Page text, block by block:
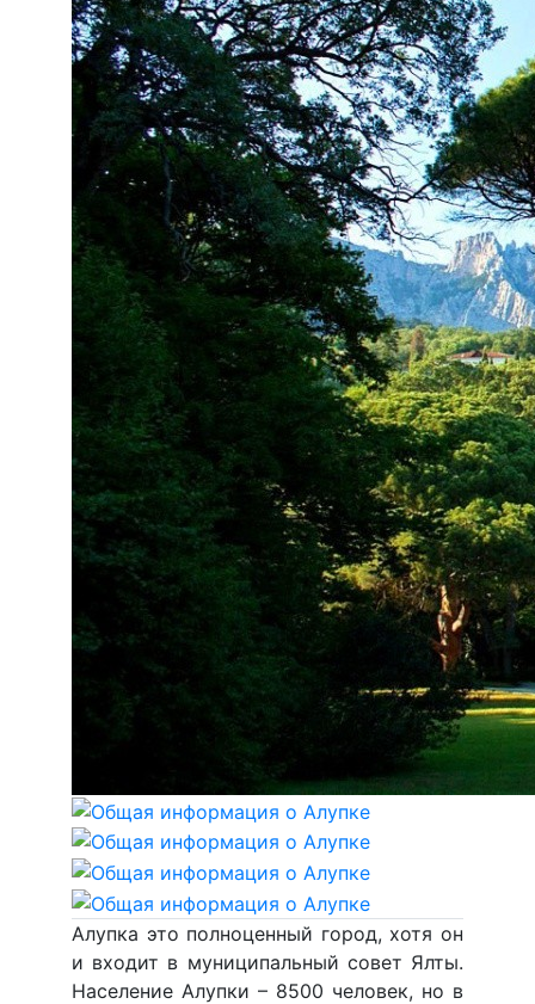
Алупка это полноценный город, хотя он
и входит в муниципальный совет Ялты.
Население Алупки – 8500 человек, но в